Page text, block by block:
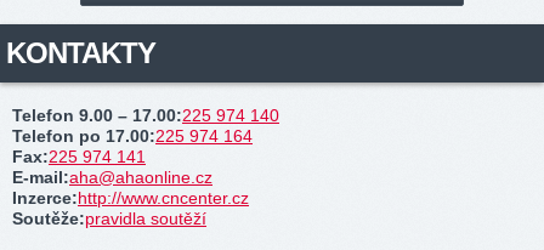
KONTAKTY
Telefon 9.00 – 17.00:225 974 140
Telefon po 17.00:225 974 164
Fax:225 974 141
E-mail:aha@ahaonline.cz
Inzerce:http://www.cncenter.cz
Soutěže:pravidla soutěží